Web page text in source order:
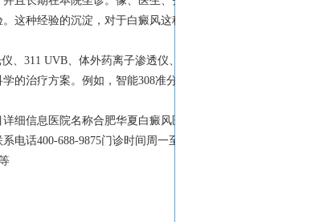
这种经验的沉淀，对于白癜风这种
、311 UVB、体外药离子渗透仪、
的治疗方案。例如，智能308准分子
细信息医院名称合肥华夏白癜风医
电话400-688-9875门诊时间周一至